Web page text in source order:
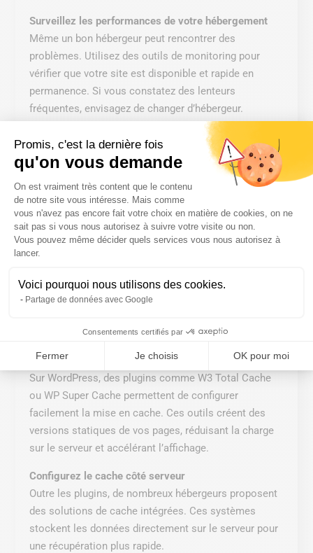
Promis, c'est la dernière fois
qu'on vous demande
Plateforme de Gestion du
On est vraiment très content que le contenu
de notre site vous intéresse. Mais comme
vous n'avez pas encore fait votre choix en matière de cookies, on ne
sait pas si vous nous autorisez à suivre votre visite ou non.
Vous pouvez même décider quels services vous nous autorisez à
lancer.
Voici pourquoi nous utilisons des cookies.
Partage de données avec Google
Consentements certifiés par
Fermer Je choisis OK pour moi
Axeptio consent
Surveillez les performances de votre hébergement
Même un bon hébergeur peut rencontrer des
problèmes. Utilisez des outils de monitoring pour
vérifier que votre site est disponible et rapide en
permanence. Si vous constatez des lenteurs
fréquentes, envisagez de changer d’hébergeur.
Un hébergement performant est une base solide pour
optimiser la vitesse de votre site. Cela garantit une
navigation fluide, quel que soit le volume de trafic.
Activez la mise en
cache pour accélérer
le chargement
La mise en cache est une technique clé pour
améliorer la vitesse de votre site. Elle consiste à
de chargement pour les utilisateurs récurrents.
Utilisez un plugin de cache
Sur WordPress, des plugins comme W3 Total Cache
ou WP Super Cache permettent de configurer
facilement la mise en cache. Ces outils créent des
versions statiques de vos pages, réduisant la charge
sur le serveur et accélérant l’affichage.
Configurez le cache côté serveur
Outre les plugins, de nombreux hébergeurs proposent
des solutions de cache intégrées. Ces systèmes
stockent les données directement sur le serveur pour
une récupération plus rapide.